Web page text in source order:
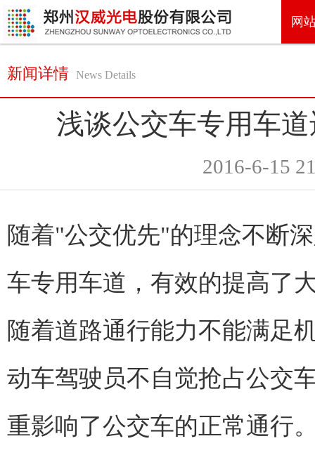
网
新闻详情 News Details
浅谈公交车专用车
2016-6-15
随着"公交优先"的理念不断
车专用车道，有效的提高了
随着道路通行能力不能满足
动车驾驶员不自觉抢占公交
重影响了公交车的正常通行